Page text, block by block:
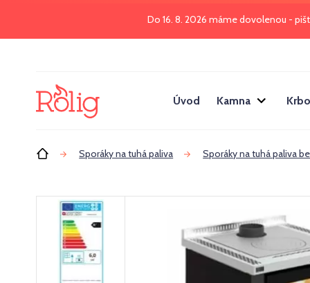
Do 16. 8. 2026 máme dovolenou -
Úvod Kamna
Úvod Sporáky na tuhá paliva Sporáky na tuhá paliva